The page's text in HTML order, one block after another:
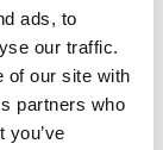
ads, to
our traffic.
of our site with
partners who
you’ve